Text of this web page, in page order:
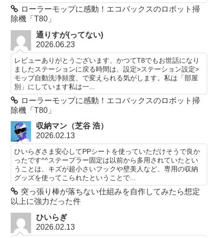
ローラーモップに感動！エコバックスのロボット掃
除機「T80」
通りすが(ってない)
2026.06.23
レビューありがとうございます、かつてT8でもお世話になり
ましたステーションに戻る時間は、設定>ステーション設定>
モップ自動洗浄頻度、で変えられる気がします。私は「部屋
別」にしています私は一...
ローラーモップに感動！エコバックスのロボット掃
除機「T80」
収納マン（芝谷 浩）
2026.02.13
ひいらぎさま安心してPPシートを使っていただけそうで良か
ったです^^ステープラー固定は以前から多用されていたとい
うことは、キズが超小さいフックや壁美人など、専用の収納
グッズを使ってこられたということで...
突っ張り棒が落ちない仕組みを自作してみたら想定
以上に強力だった件
ひいらぎ
2026.02.13